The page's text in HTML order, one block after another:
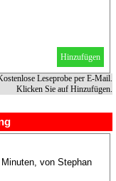
Hinzufügen
Leseprobe per E-Mail.
Klicken Sie auf Hinzufügen.
von Stephan